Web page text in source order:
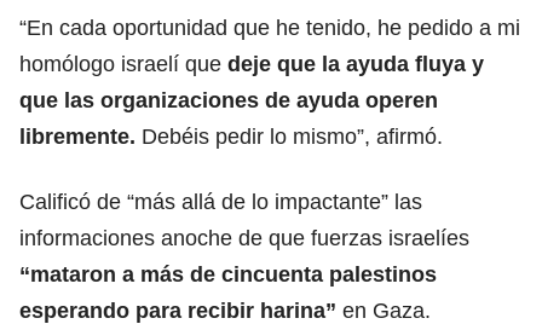
“En cada oportunidad que he tenido, he pedido a mi
homólogo israelí que deje que la ayuda fluya y
que las organizaciones de ayuda operen
libremente. Debéis pedir lo mismo”, afirmó.
Calificó de “más allá de lo impactante” las
informaciones anoche de que fuerzas israelíes
“mataron a más de cincuenta palestinos
esperando para recibir harina” en Gaza.